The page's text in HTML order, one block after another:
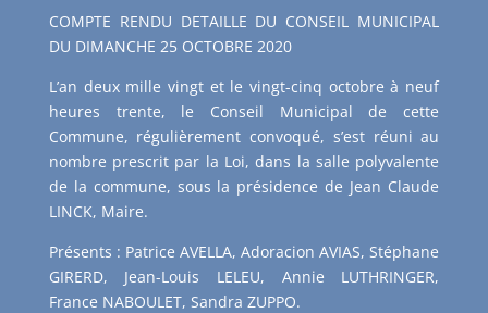
COMPTE RENDU DETAILLE DU CONSEIL MUNICIPAL
DU DIMANCHE 25 OCTOBRE 2020
L’an deux mille vingt et le vingt-cinq octobre à neuf
heures trente, le Conseil Municipal de cette
Commune, régulièrement convoqué, s’est réuni au
nombre prescrit par la Loi, dans la salle polyvalente
de la commune, sous la présidence de Jean Claude
LINCK, Maire.
Présents : Patrice AVELLA, Adoracion AVIAS, Stéphane
GIRERD, Jean-Louis LELEU, Annie LUTHRINGER,
France NABOULET, Sandra ZUPPO.